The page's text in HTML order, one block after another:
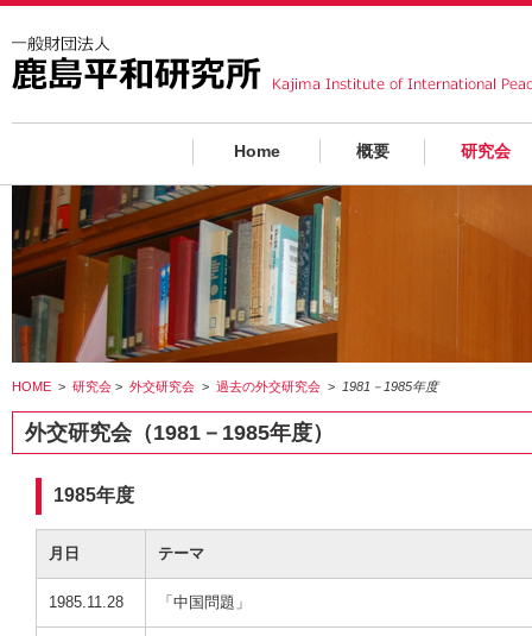
Home 概要 研究会
HOME > 研究会 > 外交研究会 > 過去の外交研究会 > 1981－1985年度
外交研究会（1981－1985年度）
1985年度
月日 テーマ
1985.11.28 「中国問題」